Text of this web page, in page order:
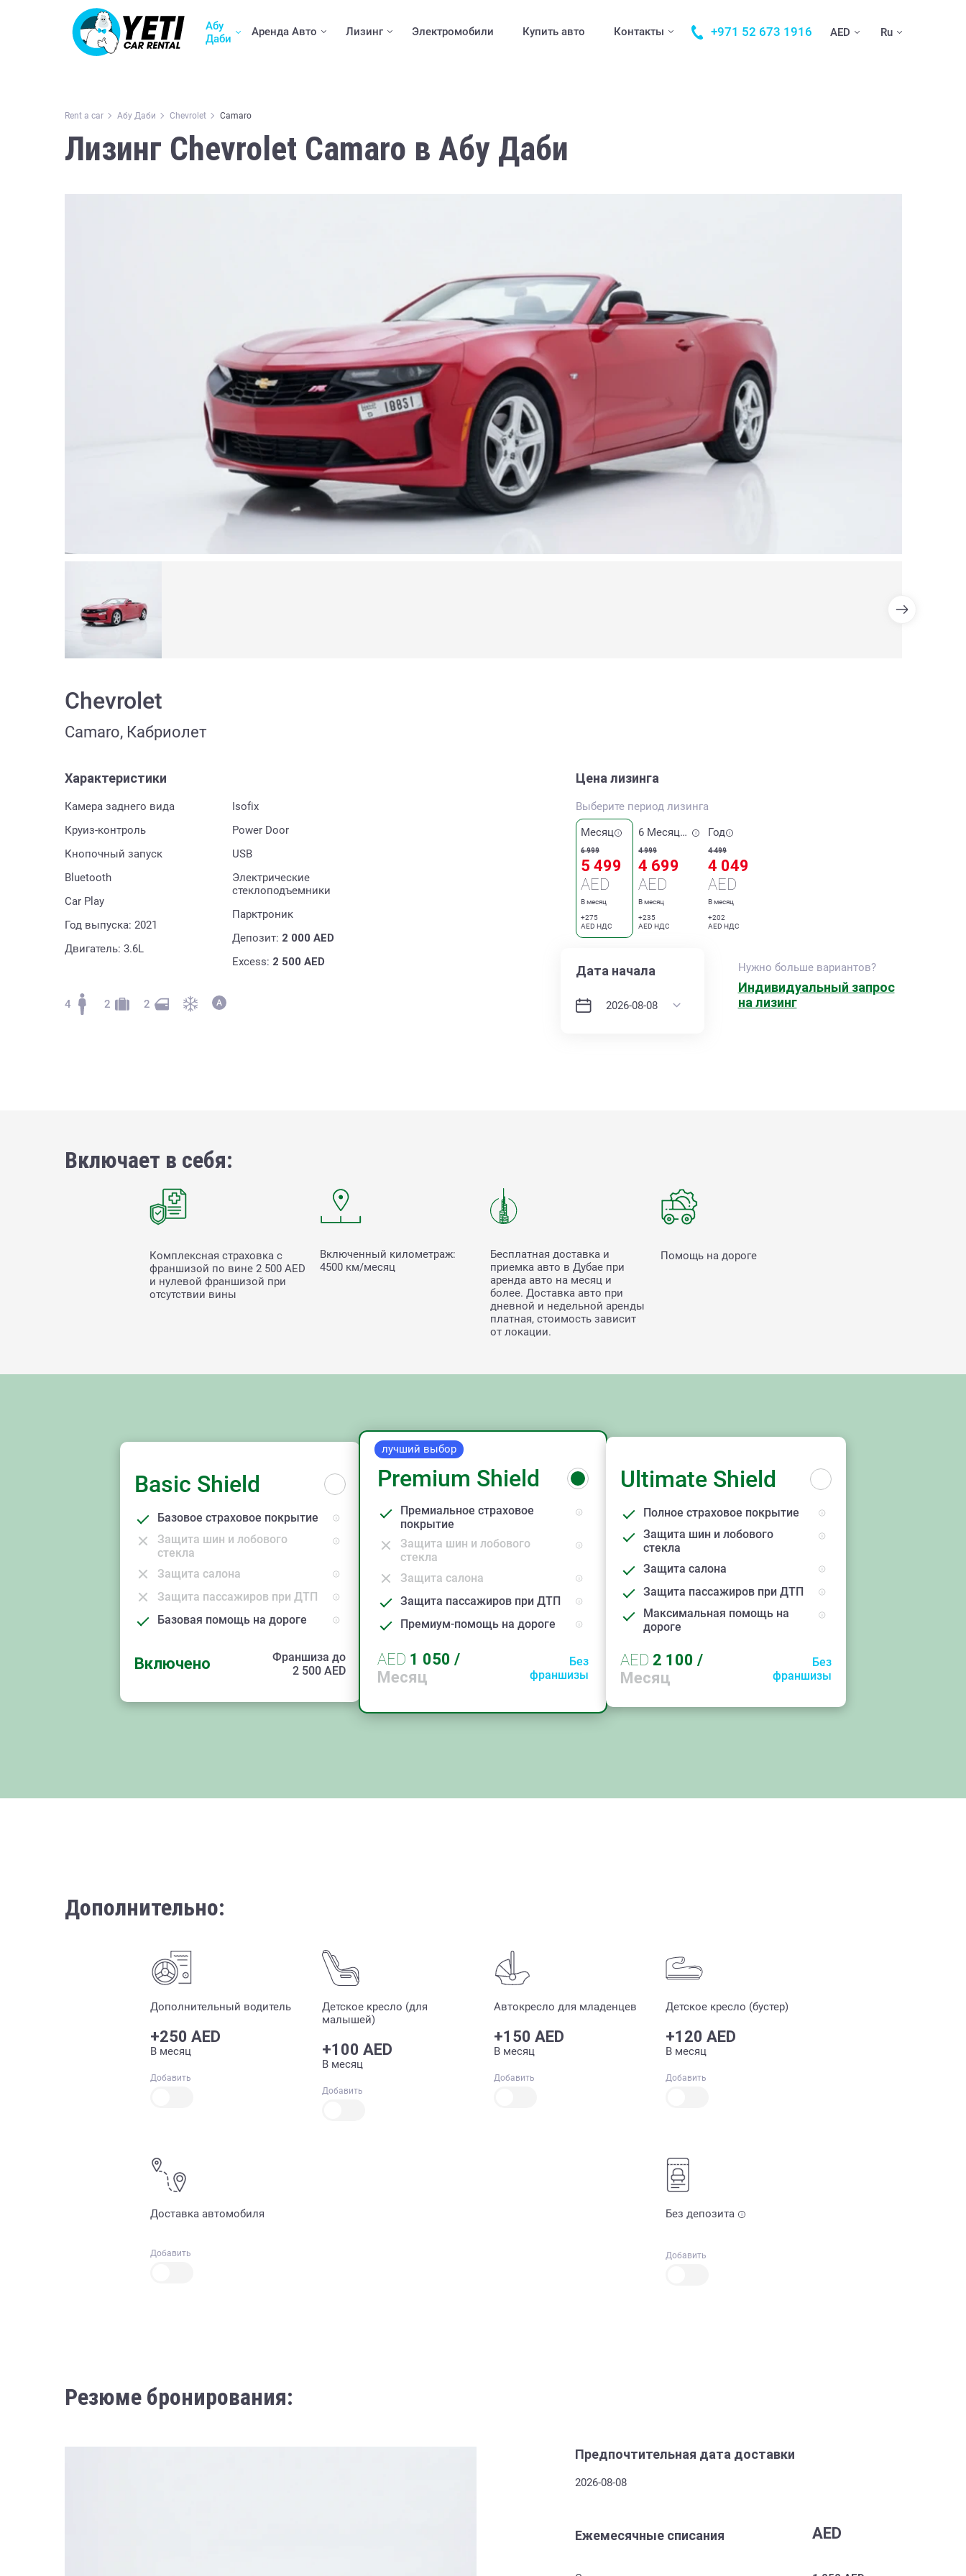
Абу
Даби
Аренда Авто Лизинг Электромобили Купить авто Контакты +971 52 673 1916 AED Ru
Rent a car Абу Даби Chevrolet Camaro
Лизинг Chevrolet Camaro в Абу Даби
Chevrolet
Camaro, Кабриолет
Характеристики
Камера заднего вида
Круиз-контроль
Кнопочный запуск
Bluetooth
Car Play
Год выпуска: 2021
Двигатель: 3.6L
Isofix
Power Door
USB
Электрические
стеклоподъемники
Парктроник
Депозит: 2 000 AED
Excess: 2 500 AED
4 2 2
Цена лизинга
Выберите период лизинга
Месяц
6 999
5 499
AED
В месяц
+275
AED НДС
6 Месяцев
4 999
4 699
AED
В месяц
+235
AED НДС
Год
4 499
4 049
AED
В месяц
+202
AED НДС
Дата начала Нужно больше вариантов?
Индивидуальный запрос
на лизинг
Включает в себя:
Комплексная страховка с
франшизой по вине 2 500 AED
и нулевой франшизой при
отсутствии вины
Включенный километраж:
4500 км/месяц
Бесплатная доставка и
приемка авто в Дубае при
аренда авто на месяц и
более. Доставка авто при
дневной и недельной аренды
платная, стоимость зависит
от локации.
Помощь на дороге
Basic Shield
Базовое страховое покрытие
Защита шин и лобового
стекла
Защита салона
Защита пассажиров при ДТП
Базовая помощь на дороге
Включено
Франшиза до
2 500 AED
лучший выбор
Premium Shield
Премиальное страховое
покрытие
Защита шин и лобового
стекла
Защита салона
Защита пассажиров при ДТП
Премиум-помощь на дороге
AED 1 050 /
Месяц
Без
франшизы
Ultimate Shield
Полное страховое покрытие
Защита шин и лобового
стекла
Защита салона
Защита пассажиров при ДТП
Максимальная помощь на
дороге
AED 2 100 /
Месяц
Без
франшизы
Дополнительно:
Дополнительный водитель
+250 AED
В месяц
Добавить
Детское кресло (для
малышей)
+100 AED
В месяц
Добавить
Автокресло для младенцев
+150 AED
В месяц
Добавить
Детское кресло (бустер)
+120 AED
В месяц
Добавить
Доставка автомобиля
Добавить
Без депозита
Добавить
Резюме бронирования:
Предпочтительная дата доставки
2026-08-08
Ежемесячные списания AED